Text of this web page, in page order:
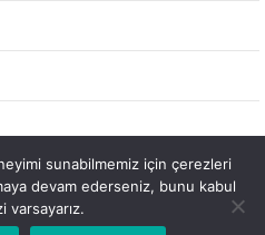
Newspaperly WordPress
sunabilmemiz için çerezleri
devam ederseniz, bunu kabul
varsayarız.